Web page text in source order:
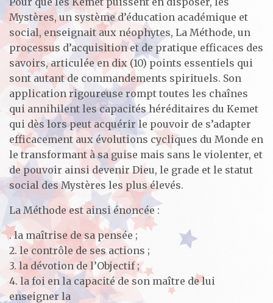
Mystères, un système d’éducation académique et
social, enseignait aux néophytes, La Méthode, un
processus d’acquisition et de pratique efficaces des
savoirs, articulée en dix (10) points essentiels qui
sont autant de commandements spirituels. Son
application rigoureuse rompt toutes les chaînes
qui annihilent les capacités héréditaires du Kemet
qui dès lors peut acquérir le pouvoir de s’adapter
efficacement aux évolutions cycliques du Monde en
le transformant à sa guise mais sans le violenter, et
de pouvoir ainsi devenir Dieu, le grade et le statut
social des Mystères les plus élevés.
La Méthode est ainsi énoncée :
. la maîtrise de sa pensée ;
2. le contrôle de ses actions ;
3. la dévotion de l’Objectif ;
4. la foi en la capacité de son maître de lui
enseigner la